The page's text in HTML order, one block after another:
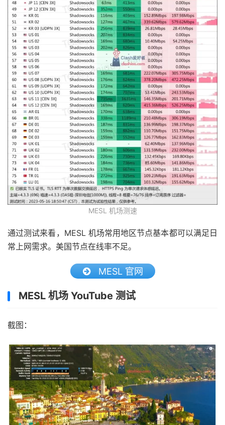
MESL 机场测速
通过测试来看，MESL 机场常用地区节点基本都可以满足日
常上网需求。美国节点在线率不足。
MESL 官网
MESL 机场 YouTube 测试
截图：